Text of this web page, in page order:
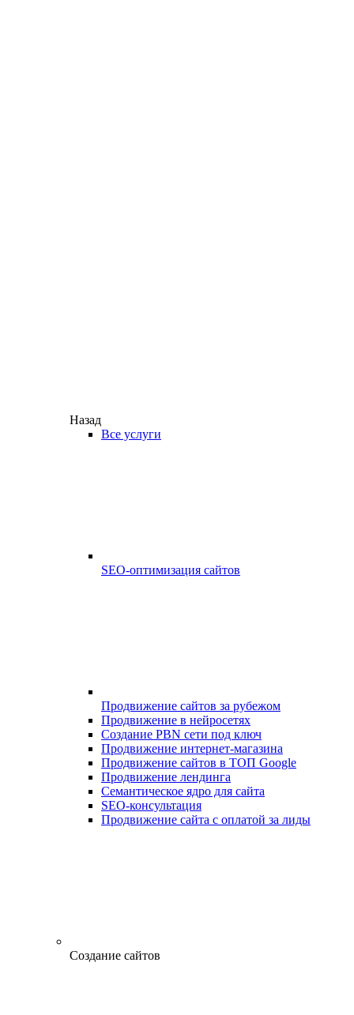
Назад
Все услуги
SEO-оптимизация сайтов
Продвижение сайтов за рубежом
Продвижение в нейросетях
Создание PBN сети под ключ
Продвижение интернет-магазина
Продвижение сайтов в ТОП Google
Продвижение лендинга
Семантическое ядро для сайта
SEO-консультация
Продвижение сайта с оплатой за лиды
Создание сайтов